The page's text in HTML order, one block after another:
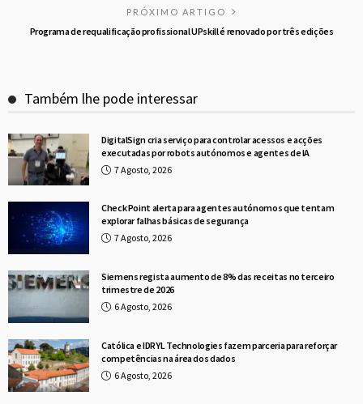
PRÓXIMO ARTIGO
Programa de requalificação profissional UPskill é renovado por três edições
Também lhe pode interessar
DigitalSign cria serviço para controlar acessos e acções
executadas por robots autónomos e agentes de IA
7 Agosto, 2026
Check Point alerta para agentes autónomos que tentam
explorar falhas básicas de segurança
7 Agosto, 2026
Siemens regista aumento de 8% das receitas no terceiro
trimestre de 2026
6 Agosto, 2026
Católica e IDRYL Technologies fazem parceria para reforçar
competências na área dos dados
6 Agosto, 2026